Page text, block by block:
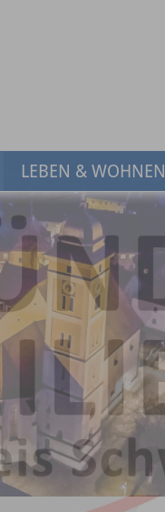
LEBEN & WOHNEN